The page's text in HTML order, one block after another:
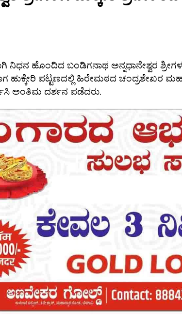
ನಿಧನ ಹೊಂದಿದ ಬಂಡಿಗನಾಥ ಅನ್ನಧಾನೇಶ್ವರ
ಹುಕ್ಕೇರಿ ಪಟ್ಟಣದಲ್ಲಿ ಹಿರೇಮಠದ ಚಂದ್ರಶೇಖರ
ಅಂತಿಮ ದರ್ಶನ ಪಡೆದರು.